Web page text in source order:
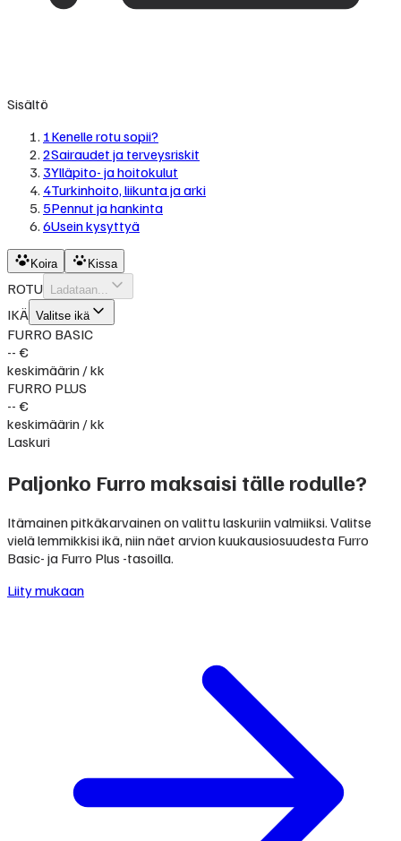
Sisältö
1Kenelle rotu sopii?
2Sairaudet ja terveysriskit
3Ylläpito- ja hoitokulut
4Turkinhoito, liikunta ja arki
5Pennut ja hankinta
6Usein kysyttyä
Koira Kissa
ROTU Ladataan...
IKÄ Valitse ikä
FURRO BASIC
-- €
keskimäärin / kk
FURRO PLUS
-- €
keskimäärin / kk
Laskuri
Paljonko Furro maksaisi tälle rodulle?
Itämainen pitkäkarvainen on valittu laskuriin valmiiksi. Valitse
vielä lemmikkisi ikä, niin näet arvion kuukausiosuudesta Furro
Basic- ja Furro Plus -tasoilla.
Liity mukaan